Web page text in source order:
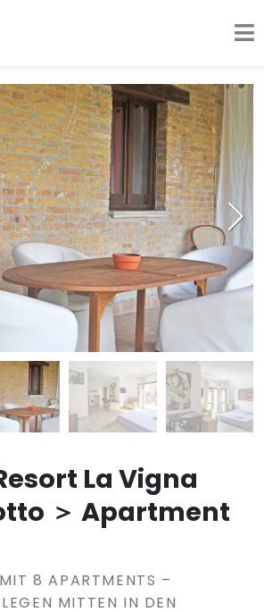
La Vigna
＞ Apartment
8 APARTMENTS –
MITTEN IN DEN